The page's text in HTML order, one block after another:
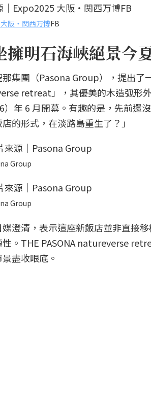
阪・関西万博FB
明石海峽絕景今
集團（Pasona Group），提出了
retreat」，其優美的木造弧形
年 6 月開幕。有趣的是，先前還
的形式，在淡路島重生了？」
Group
Group
澄清，表示這座新飯店並非直接
。THE PASONA natureverse
盡收眼底。